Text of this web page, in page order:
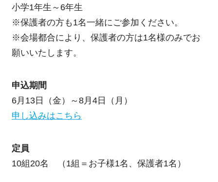
小学1年生～6年生
※保護者の方も1名一緒にご参加ください。
※会場都合により、保護者の方は1名様のみでお
願いいたします。
申込期間
6月13日（金）～8月4日（月）
申し込みはこちら
定員
10組20名 （1組＝お子様1名、保護者1名）